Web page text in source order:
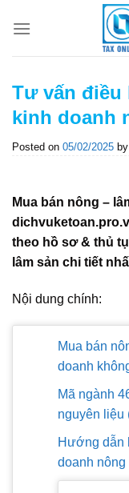
Tư vấn điều
kinh doanh
Posted on 05/02/2025 by
Mua bán nông –
theo hồ sơ & thủ
lâm sản chi tiết
Nội dung chính:
Mua bán
doanh
Mã ngành
nguyên liệu
Hướng dẫn
doanh nông